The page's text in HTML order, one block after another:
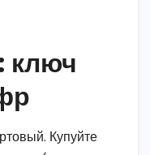
ключ
Купуйте